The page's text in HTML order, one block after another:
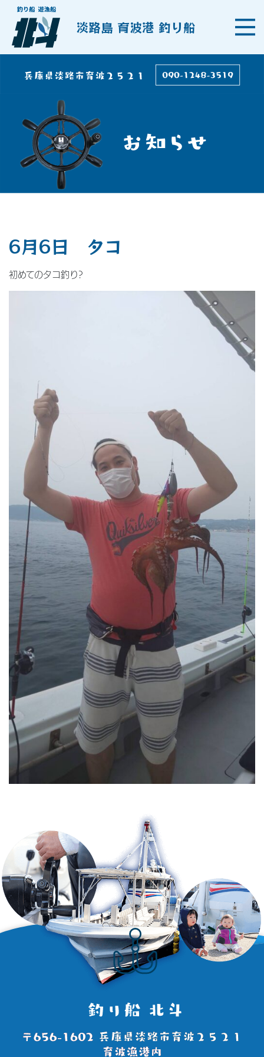
淡路島 育波港 釣り船
6月6日 タコ
初めてのタコ釣り?